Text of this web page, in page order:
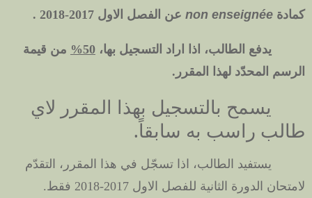
كمادة non enseignéeعن الفصل الاول 2017-2018 .
يدفع الطالب، اذا اراد التسجيل بها، 50%
من قيمة
الرسم المحدّد لهذا المقرر.
يسمح بالتسجيل بهذا المقرر لاي
طالب راسب به سابقاً.
يستفيد الطالب، اذا تسجّل في هذا المقرر، التقدّم
لامتحان الدورة الثانية للفصل الاول 2017-2018 فقط.